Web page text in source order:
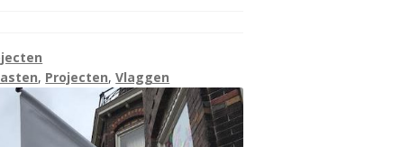
, Projecten,Vlaggen